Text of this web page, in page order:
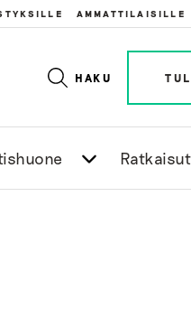
AMMATTILAISILLE
HAKU
Ratkaisut